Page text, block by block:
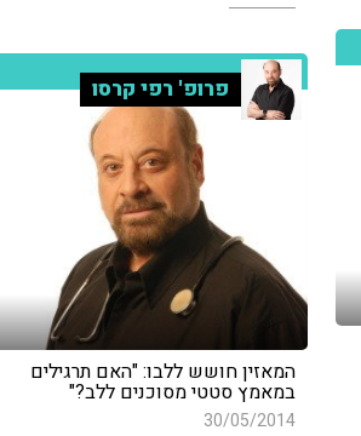
פרופ' רפי קרסו
המאזין חושש ללבו: "האם תרגילים
במאמץ סטטי מסוכנים ללב?"
30/05/2014